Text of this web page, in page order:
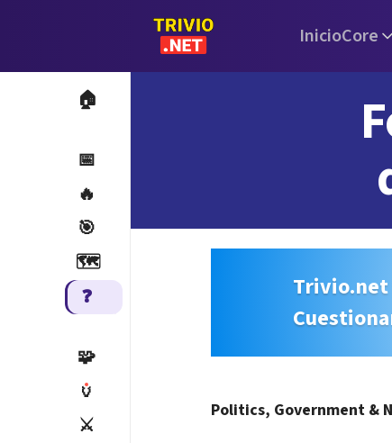
InicioCore
🏠
📅
🔥
🎯
🗺️
❓
🧩
🏺
⚔️
Trivio.net
Politics, Government &